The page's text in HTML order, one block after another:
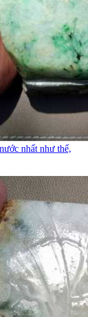
nhất như thế,